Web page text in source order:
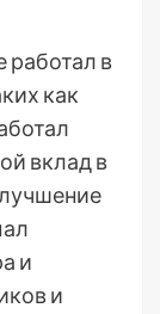
работал в
как
вклад в
и
и